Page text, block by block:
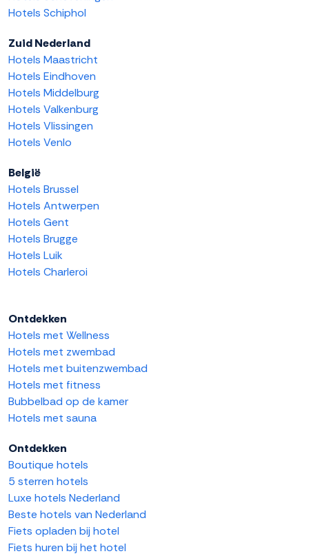
Hotels Schiphol
Zuid Nederland
Hotels Maastricht
Hotels Eindhoven
Hotels Middelburg
Hotels Valkenburg
Hotels Vlissingen
Hotels Venlo
België
Hotels Brussel
Hotels Antwerpen
Hotels Gent
Hotels Brugge
Hotels Luik
Hotels Charleroi
Ontdekken
Hotels met Wellness
Hotels met zwembad
Hotels met buitenzwembad
Hotels met fitness
Bubbelbad op de kamer
Hotels met sauna
Ontdekken
Boutique hotels
5 sterren hotels
Luxe hotels Nederland
Beste hotels van Nederland
Fiets opladen bij hotel
Fiets huren bij het hotel